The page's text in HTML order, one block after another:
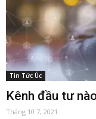
Tin Tức Úc
Kênh đầu tư
Tháng 10 7, 2021